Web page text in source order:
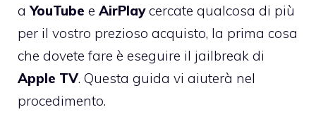
aYouTube e AirPlaycercate qualcosa di più
per il vostro prezioso acquisto, la prima cosa
che dovete fare è eseguire il jailbreak di
Apple TV. Questa guida vi aiuterà nel
procedimento.